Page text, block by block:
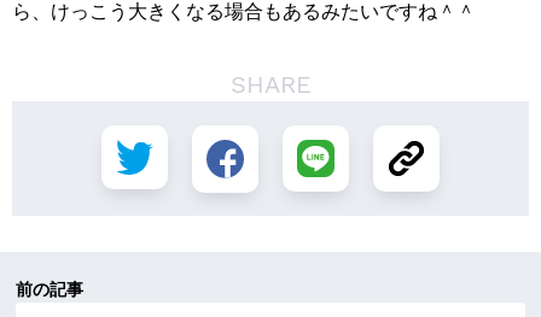
ら、けっこう大きくなる場合もあるみたいですね＾＾
SHARE
前の記事